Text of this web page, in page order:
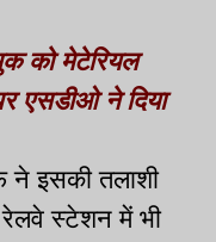
को मेटेरियल
एसडीओ ने दिया
ने इसकी तलाशी
स्टेशन में भी